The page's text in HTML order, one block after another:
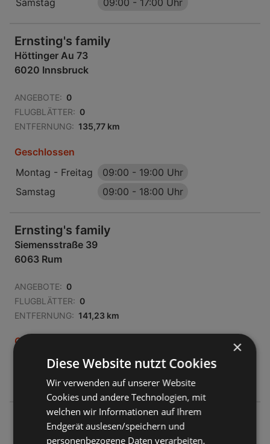
Samstag
09:00 - 17:00 Uhr
Ernsting's family
Höttinger Au 73
6020 Innsbruck
ANGEBOTE: 0
FLUGBLÄTTER: 0
ENTFERNUNG: 135,77 km
Geschlossen
Montag - Freitag
09:00 - 19:00 Uhr
Samstag
09:00 - 18:00 Uhr
Ernsting's family
Siemensstraße 39
6063 Rum
ANGEBOTE: 0
FLUGBLÄTTER: 0
ENTFERNUNG: 141,23 km
Geschlossen
Montag - Freitag
09:00-18:30 Uhr
Samstag
09:00-17:00 Uhr
Ernsting's family
Andreas Hofer Straße 10
×
Diese Website nutzt Cookies
Wir verwenden auf unserer Website
Cookies und andere Technologien, mit
welchen wir Informationen auf Ihrem
Endgerät auslesen/speichern und
personenbezogene Daten verarbeiten.